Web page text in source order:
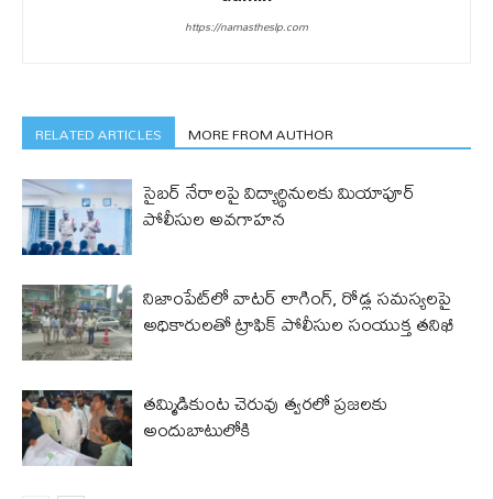
https://namastheslp.com
RELATED ARTICLES MORE FROM AUTHOR
సైబర్ నేరాలపై విద్యార్థినులకు మియాపూర్
పోలీసుల అవగాహన
నిజాంపేట్‌లో వాటర్ లాగింగ్, రోడ్ల సమస్యలపై
అధికారులతో ట్రాఫిక్ పోలీసుల సంయుక్త తనిఖీ
తమ్మిడికుంట చెరువు త్వరలో ప్రజలకు
అందుబాటులోకి